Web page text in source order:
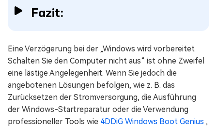
Fazit:
Eine Verzögerung bei der „Windows wird vorbereitet
Schalten Sie den Computer nicht aus“ ist ohne Zweifel
eine lästige Angelegenheit. Wenn Sie jedoch die
angebotenen Lösungen befolgen, wie z. B. das
Zurücksetzen der Stromversorgung, die Ausführung
der Windows-Startreparatur oder die Verwendung
professioneller Tools wie 4DDiG Windows Boot Genius ,